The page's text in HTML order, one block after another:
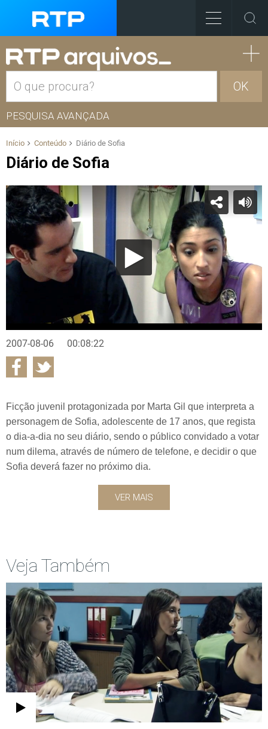
OK
PESQUISA AVANÇADA
Início Conteúdo Diário de Sofia
Diário de Sofia
2007-08-06 00:08:22
Ficção juvenil protagonizada por Marta Gil que interpreta a
personagem de Sofia, adolescente de 17 anos, que regista
o dia-a-dia no seu diário, sendo o público convidado a votar
num dilema, através de número de telefone, e decidir o que
Sofia deverá fazer no próximo dia.
VER MAIS
Veja Também